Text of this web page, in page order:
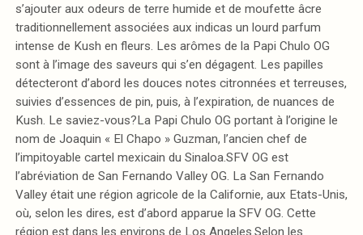
s’ajouter aux odeurs de terre humide et de moufette âcre
traditionnellement associées aux indicas un lourd parfum
intense de Kush en fleurs. Les arômes de la Papi Chulo OG
sont à l’image des saveurs qui s’en dégagent. Les papilles
détecteront d’abord les douces notes citronnées et terreuses,
suivies d’essences de pin, puis, à l’expiration, de nuances de
Kush. Le saviez-vous?La Papi Chulo OG portant à l’origine le
nom de Joaquin « El Chapo » Guzman, l’ancien chef de
l’impitoyable cartel mexicain du Sinaloa.SFV OG est
l’abréviation de San Fernando Valley OG. La San Fernando
Valley était une région agricole de la Californie, aux Etats-Unis,
où, selon les dires, est d’abord apparue la SFV OG. Cette
région est dans les environs de Los Angeles.Selon les